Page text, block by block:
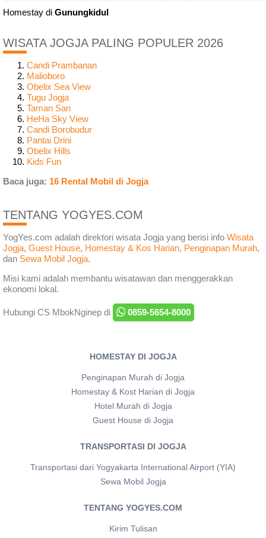
Homestay di Gunungkidul
WISATA JOGJA PALING POPULER 2026
Candi Prambanan
Malioboro
Obelix Sea View
Tugu Jogja
Taman Sari
HeHa Sky View
Candi Borobudur
Pantai Drini
Obelix Hills
Kids Fun
Baca juga: 16 Rental Mobil di Jogja
TENTANG YOGYES.COM
YogYes.com adalah direktori wisata Jogja yang berisi info Wisata
Jogja, Guest House, Homestay & Kos Harian, Penginapan Murah,
dan Sewa Mobil Jogja.
Misi kami adalah membantu wisatawan dan menggerakkan
ekonomi lokal.
Hubungi CS MbokNginep di 0859-5654-8000
HOMESTAY DI JOGJA
Penginapan Murah di Jogja
Homestay & Kost Harian di Jogja
Hotel Murah di Jogja
Guest House di Jogja
TRANSPORTASI DI JOGJA
Transportasi dari Yogyakarta International Airport (YIA)
Sewa Mobil Jogja
TENTANG YOGYES.COM
Kirim Tulisan